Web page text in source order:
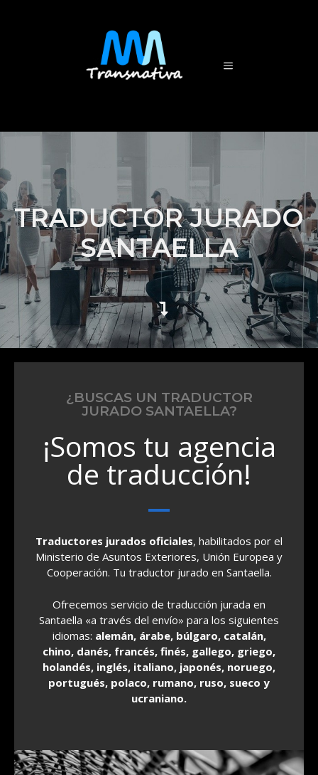
TRADUCTOR JURADO
SANTAELLA
¿BUSCAS UN TRADUCTOR
JURADO SANTAELLA?
¡Somos tu agencia
de traducción!
Traductores jurados oficiales, habilitados por el
Ministerio de Asuntos Exteriores, Unión Europea y
Cooperación. Tu traductor jurado en Santaella.
Ofrecemos servicio de traducción jurada en
Santaella «a través del envío» para los siguientes
idiomas: alemán, árabe, búlgaro, catalán,
chino, danés, francés, finés, gallego, griego,
holandés, inglés, italiano, japonés, noruego,
portugués, polaco, rumano, ruso, sueco y
ucraniano.